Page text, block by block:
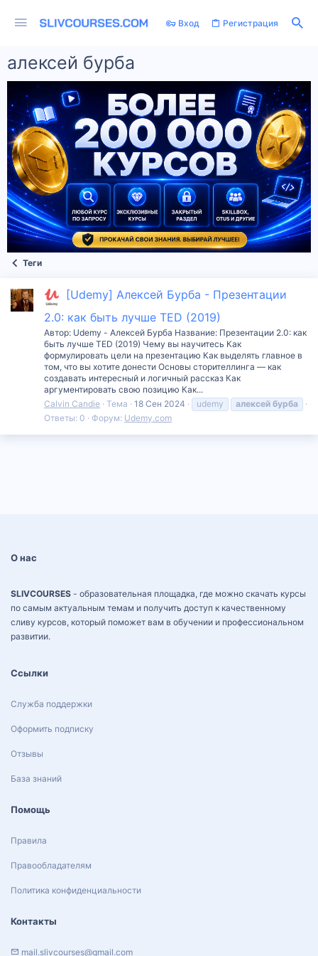
Вход Регистрация
алексей бурба
Теги
[Udemy] Алексей Бурба - Презентации
2.0: как быть лучше TED (2019)
Автор: Udemy - Алексей Бурба Название: Презентации 2.0: как
быть лучше TED (2019) Чему вы научитесь Как
формулировать цели на презентацию Как выделять главное в
том, что вы хотите донести Основы сторителлинга — как
создавать интересный и логичный рассказ Как
аргументировать свою позицию Как...
Calvin Candie Тема 18 Сен 2024 udemy алексей бурба
Ответы: 0
Форум: Udemy.com
О нас
SLIVCOURSES - образовательная площадка, где можно скачать курсы
по самым актуальным темам и получить доступ к качественному
сливу курсов, который поможет вам в обучении и профессиональном
развитии.
Ссылки
Служба поддержки
Оформить подписку
Отзывы
База знаний
Помощь
Правила
Правообладателям
Политика конфиденциальности
Контакты
mail.slivcourses@gmail.com